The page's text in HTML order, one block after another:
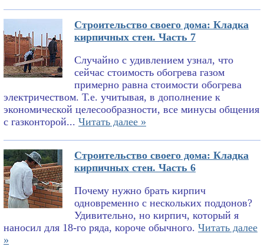
Строительство своего дома: Кладка
кирпичных стен. Часть 7
Случайно с удивлением узнал, что
сейчас стоимость обогрева газом
примерно равна стоимости обогрева
электричеством. Т.е. учитывая, в дополнение к
экономической целесообразности, все минусы общения
с газконторой... Читать далее »
Строительство своего дома: Кладка
кирпичных стен. Часть 6
Почему нужно брать кирпич
одновременно с нескольких поддонов?
Удивительно, но кирпич, который я
наносил для 18-го ряда, короче обычного. Читать далее
»